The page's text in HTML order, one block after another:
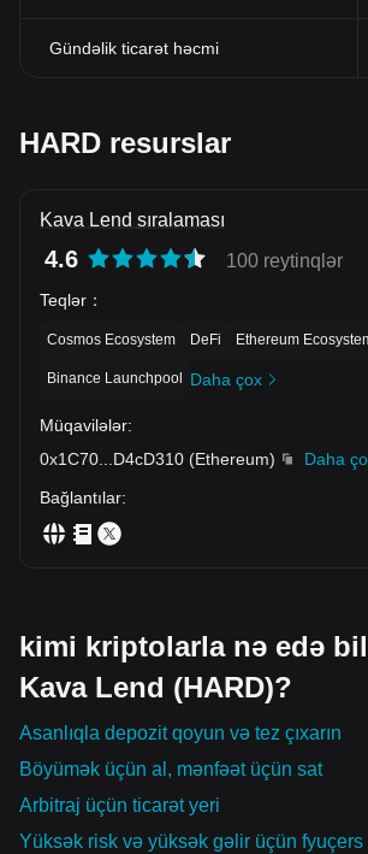
Gündəlik ticarət həcmi
HARD resurslar
Kava Lend sıralaması
4.6 100 reytinqlər
Teqlər ：
Cosmos Ecosystem DeFi Ethereum
Binance Launchpool Daha çox
Müqavilələr:
0x1C70
D4cD310 (Ethereum)
Daha
Bağlantılar:
kimi kriptolarla nə edə
Kava Lend (HARD)?
Asanlıqla depozit qoyun və tez çıxarın
Böyümək üçün al, mənfəət üçün sat
Arbitraj üçün ticarət yeri
Yüksək risk və yüksək gəlir üçün fyuçers